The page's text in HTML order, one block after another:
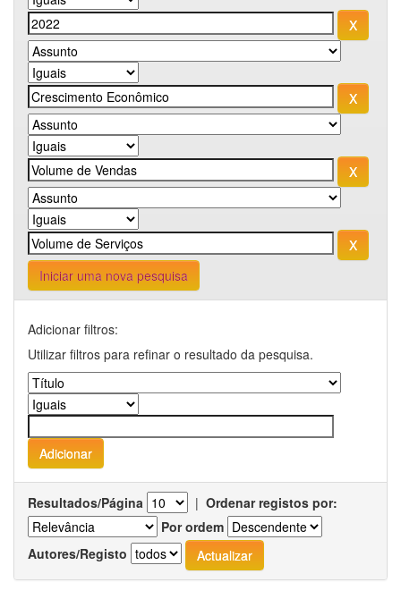
Iniciar uma nova pesquisa
Adicionar filtros:
Utilizar filtros para refinar o resultado da pesquisa.
Resultados/Página | Ordenar registos por:
Por ordem
Autores/Registo